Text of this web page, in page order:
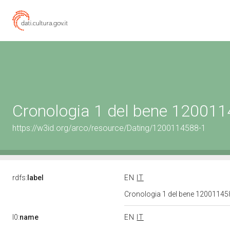
Cronologia 1 del bene
https://w3id.org/arco/resource/Dating/1200114588-1
rdfs: label EN
IT
Cronologia 1 del bene
l0:name EN
IT